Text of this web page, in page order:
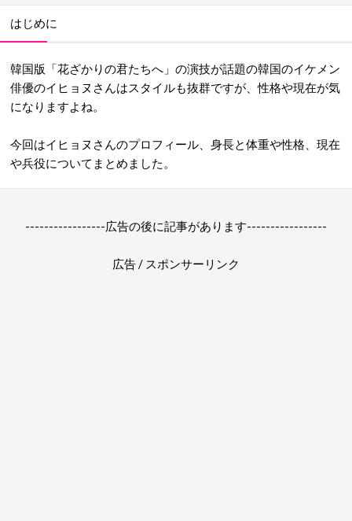
はじめに
韓国版「花ざかりの君たちへ」の演技が話題の韓国のイケメン
俳優のイヒョヌさんはスタイルも抜群ですが、性格や現在が気
になりますよね。
今回はイヒョヌさんのプロフィール、身長と体重や性格、現在
や兵役についてまとめました。
-----------------広告の後に記事があります-----------------
広告 / スポンサーリンク